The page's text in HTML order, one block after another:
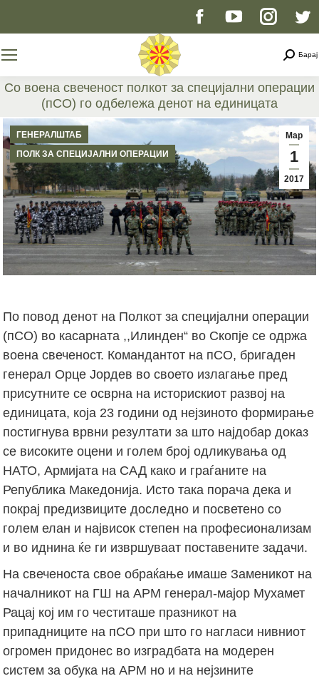
Facebook
opens
in
new
window
YouTube
opens
in
new
window
page
opens
in
new
window
Барај
Со воена свеченост полкот за специјални операции
(пСО) го одбележа денот на единицата
You are here:
Мар
1
2017
ГЕНЕРАЛШТАБ
ПОЛК ЗА СПЕЦИЈАЛНИ ОПЕРАЦИИ
По повод денот на Полкот за специјални операции
(пСО) во касарната ,,Илинден“ во Скопје се одржа
воена свеченост. Командантот на пСО, бригаден
генерал Орце Јордев во своето излагање пред
присутните се осврна на историскиот развој на
единицата, која 23 години од нејзиното формирање
постигнува врвни резултати за што најдобар доказ
се високите оцени и голем број одликувања од
НАТО, Армијата на САД како и граѓаните на
Република Македонија. Исто така порача дека и
покрај предизвиците доследно и посветено со
голем елан и највисок степен на професионализам
и во иднина ќе ги извршуваат поставените задачи.
На свеченоста свое обраќање имаше Заменикот на
началникот на ГШ на АРМ генерал-мајор Мухамет
Рацај кој им го честиташе празникот на
припадниците на пСО при што го нагласи нивниот
огромен придонес во изградбата на модерен
систем за обука на АРМ но и на нејзините